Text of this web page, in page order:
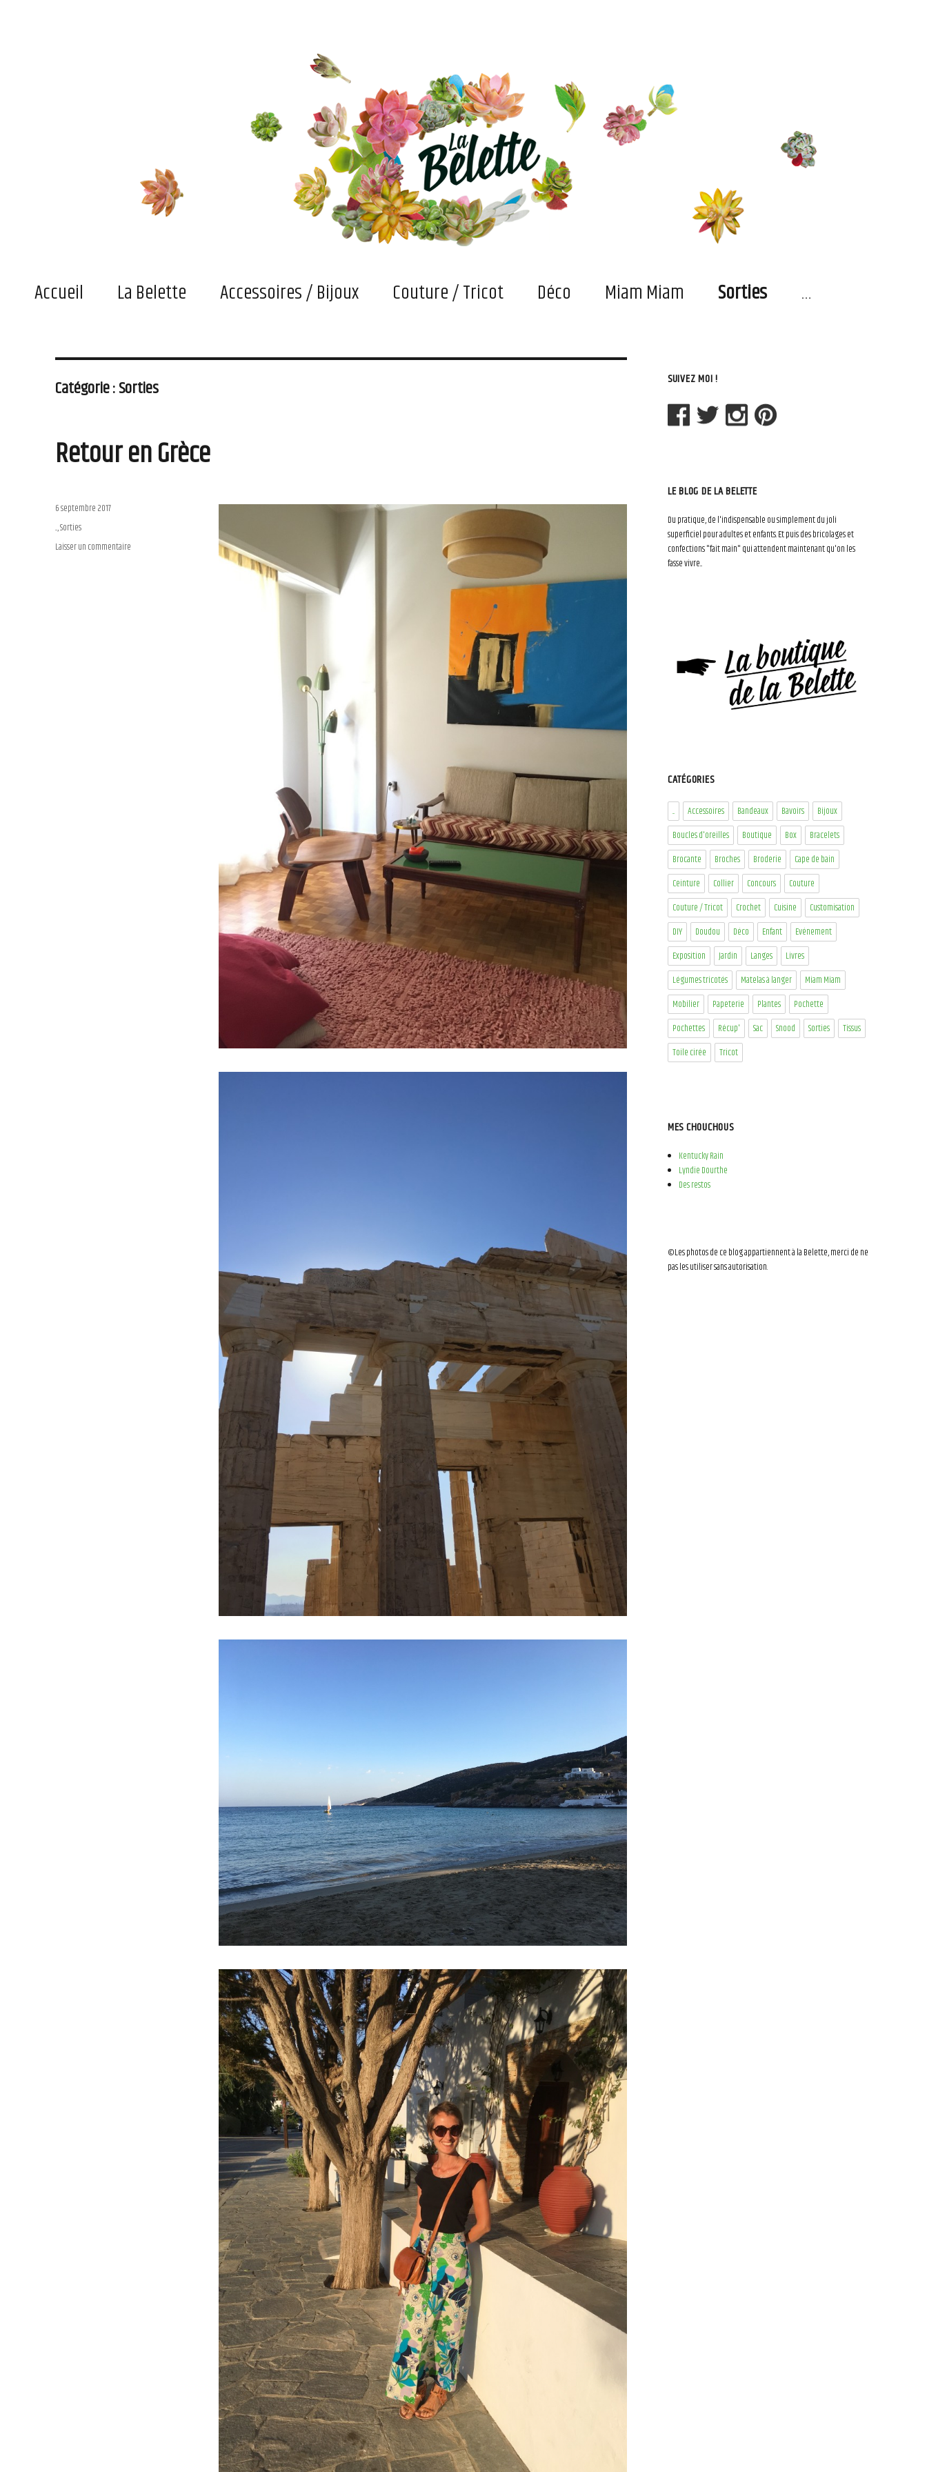
Du pratique, de l'indispensable ou simplement du joli superficiel pour adultes et enfants. Et puis des bricolages et confections "fait main" qui attendent maintenant qu'on les fasse vivre…
Accueil La Belette Accessoires / Bijoux Couture / Tricot Déco Miam Miam Sorties …
Catégorie : Sorties
Retour en Grèce
Publié
le
6 septembre 2017
Catégories
...,Sorties
Laisser un commentaire
SUIVEZ MOI !
LE BLOG DE LA BELETTE
Du pratique, de l'indispensable ou simplement du joli
superficiel pour adultes et enfants. Et puis des bricolages et
confections "fait main" qui attendent maintenant qu'on les
fasse vivre...
CATÉGORIES
... Accessoires Bandeaux Bavoirs
Bijoux
Boucles d'oreilles
Boutique Box
Bracelets
Brocante
Broches Broderie
Cape de bain
Ceinture
Collier Concours
Couture
Couture / Tricot
Crochet Cuisine
Customisation
DIY
Doudou Déco Enfant
Evénement
Exposition
Jardin Langes
Livres
Légumes tricotés
Matelas à langer
Miam Miam
Mobilier
Papeterie Plantes
Pochette
Pochettes
Récup' Sac Snood Sorties
Tissus
Toile cirée
Tricot
MES CHOUCHOUS
Kentucky Rain
Lyndie Dourthe
Des restos
©Les photos de ce blog appartiennent à la Belette, merci de ne
pas les utiliser sans autorisation.